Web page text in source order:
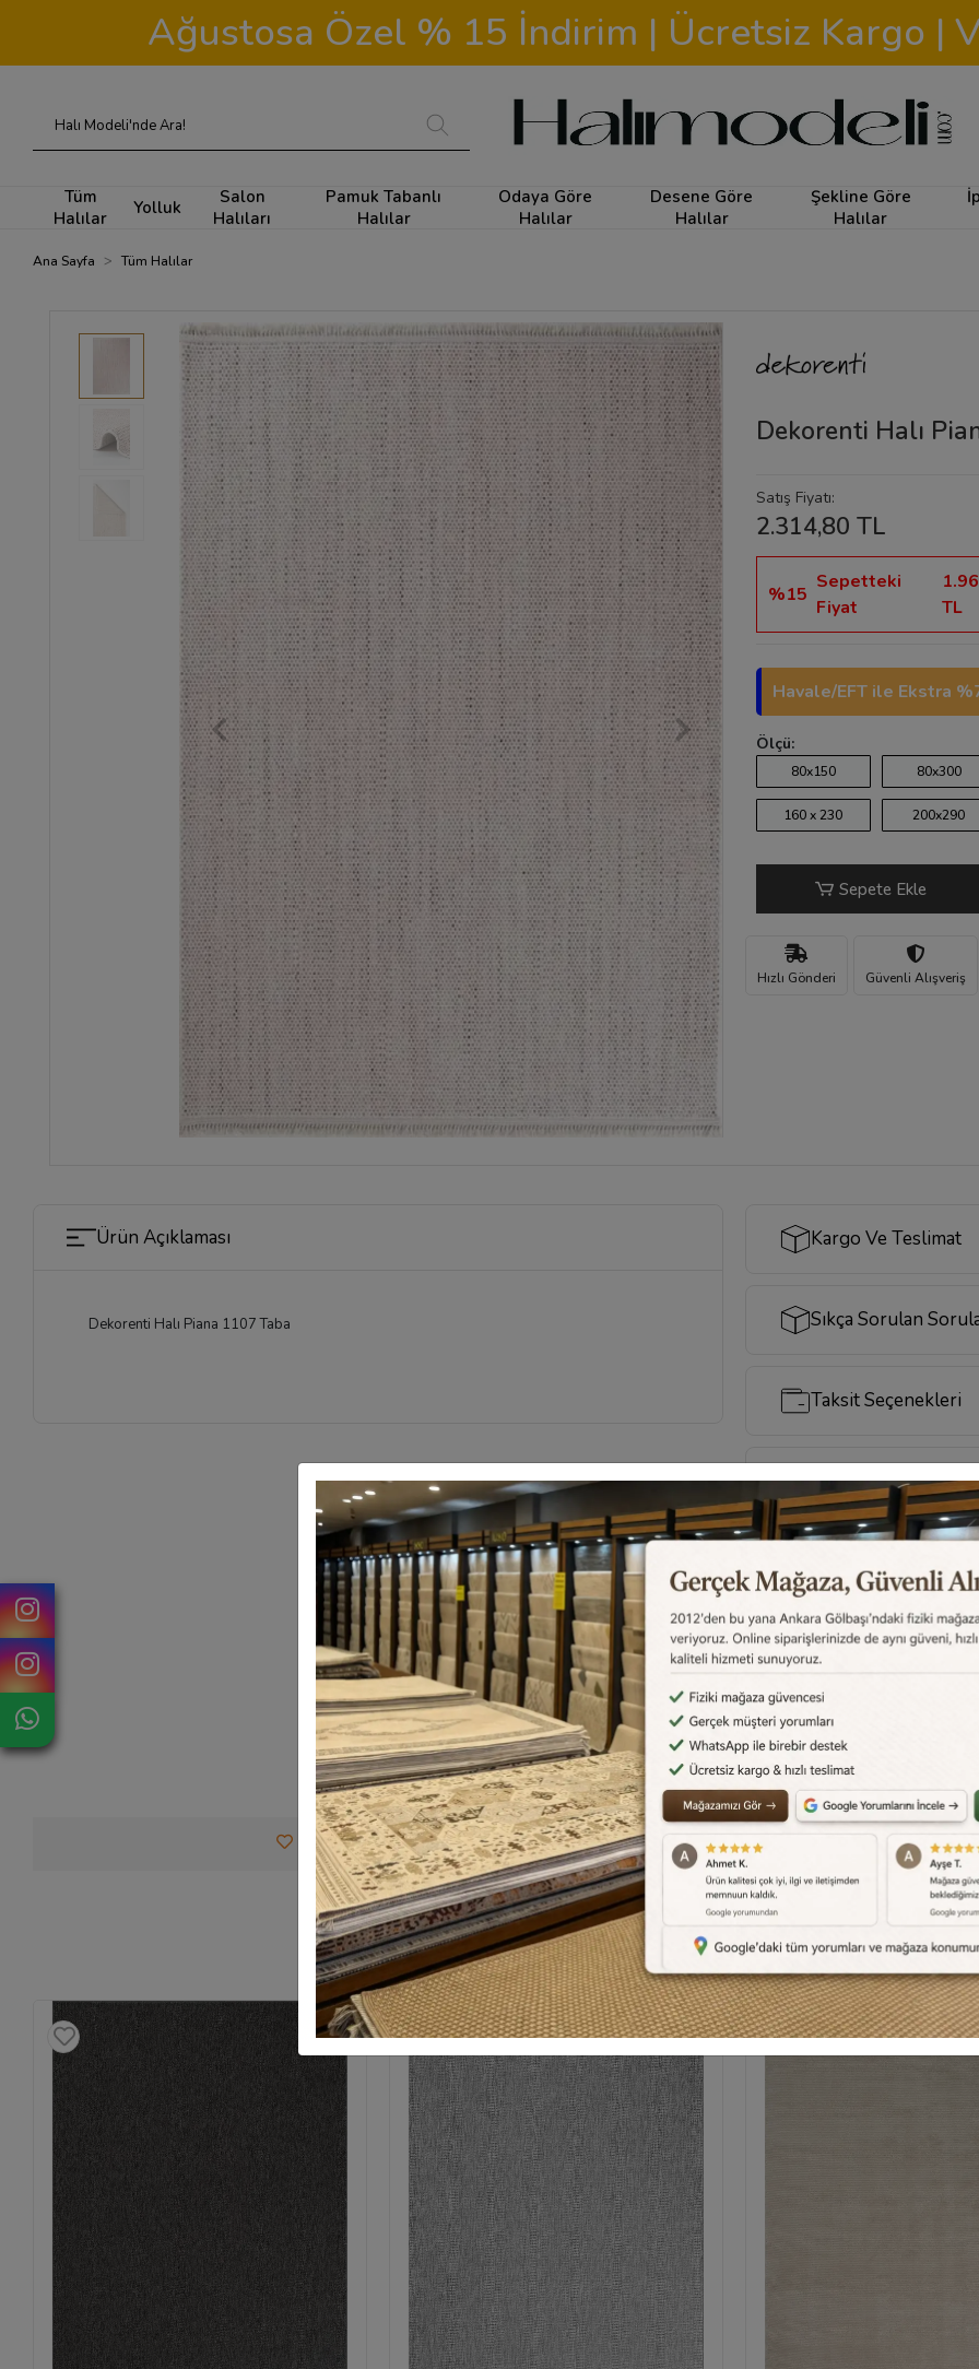
Ağustosa Özel % 15 İndirim | Ücretsiz Kargo |
Tüm
Halılar
Yolluk
Salon
Halıları
Pamuk Tabanlı
Halılar
Odaya Göre
Halılar
Desene Göre
Halılar
Şekline Göre
Halılar
Ana Sayfa Tüm Halılar
Dekorenti Halı
Satış Fiyatı:
2.314,80 TL
%15
Sepetteki
Fiyat
TL
Havale/EFT ile Ekstra
Ölçü:
80x150 80x300
160 x 230 200x290
Sepete Ekle
Hızlı Gönderi Güvenli Alışveriş
Ürün Açıklaması
Dekorenti Halı Piana 1107 Taba
Kargo Ve Teslimat
Sıkça Sorulan
Taksit Seçenekleri
Değerlendirmeler
Aklınızdaki soruların
cevapları için
Destek Merkezi
0540 001 51 51
Favorilerime Ekle Tavsiye Et Yorum Yaz Karşılaştır
Benzer Ürünler